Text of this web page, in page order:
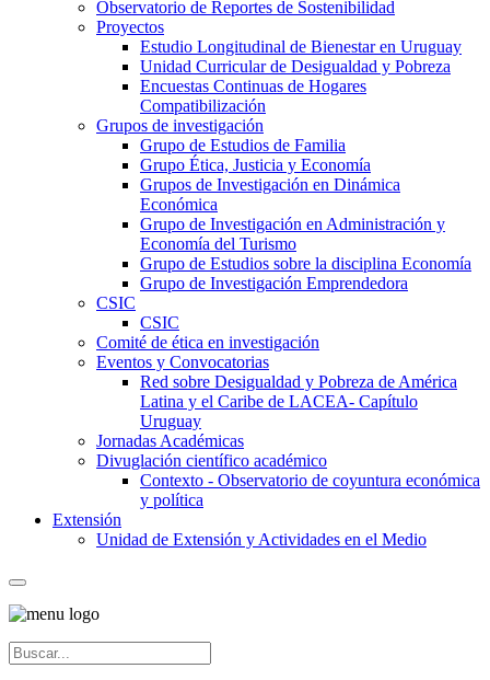
Observatorio de Reportes de Sostenibilidad
Proyectos
Estudio Longitudinal de Bienestar en Uruguay
Unidad Curricular de Desigualdad y Pobreza
Encuestas Continuas de Hogares
Compatibilización
Grupos de investigación
Grupo de Estudios de Familia
Grupo Ética, Justicia y Economía
Grupos de Investigación en Dinámica
Económica
Grupo de Investigación en Administración y
Economía del Turismo
Grupo de Estudios sobre la disciplina Economía
Grupo de Investigación Emprendedora
CSIC
CSIC
Comité de ética en investigación
Eventos y Convocatorias
Red sobre Desigualdad y Pobreza de América
Latina y el Caribe de LACEA- Capítulo
Uruguay
Jornadas Académicas
Divuglación científico académico
Contexto - Observatorio de coyuntura económica
y política
Extensión
Unidad de Extensión y Actividades en el Medio